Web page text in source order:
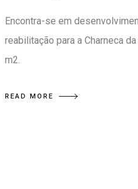
Encontra-se em
reabilitação para a Charneca
m2.
READ MORE